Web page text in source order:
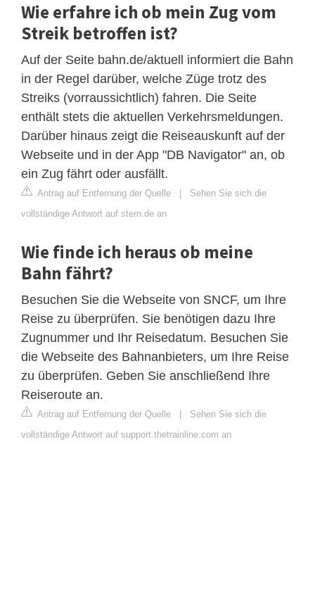
Wie erfahre ich ob mein Zug vom
Streik betroffen ist?
Auf der Seite bahn.de/aktuell informiert die Bahn
in der Regel darüber, welche Züge trotz des
Streiks (vorraussichtlich) fahren. Die Seite
enthält stets die aktuellen Verkehrsmeldungen.
Darüber hinaus zeigt die Reiseauskunft auf der
Webseite und in der App "DB Navigator" an, ob
ein Zug fährt oder ausfällt.
Antrag auf Entfernung der Quelle
Sehen Sie sich die
vollständige Antwort auf stern.de an
Wie finde ich heraus ob meine
Bahn fährt?
Besuchen Sie die Webseite von SNCF, um Ihre
Reise zu überprüfen. Sie benötigen dazu Ihre
Zugnummer und Ihr Reisedatum. Besuchen Sie
die Webseite des Bahnanbieters, um Ihre Reise
zu überprüfen. Geben Sie anschließend Ihre
Reiseroute an.
Antrag auf Entfernung der Quelle
Sehen Sie sich die
vollständige Antwort auf support.thetrainline.com an